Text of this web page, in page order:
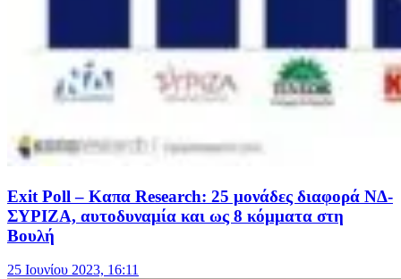
Exit Poll – Καπα Research: 25 μονάδες διαφορά ΝΔ-
ΣΥΡΙΖΑ, αυτοδυναμία και ως 8 κόμματα στη
Βουλή
25 Ιουνίου 2023, 16:11